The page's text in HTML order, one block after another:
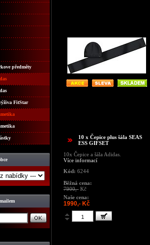
předměty
FitStar
10 x Čepice plus šála SEAS
ESS GIFSET
10x Čepice a šála Adidas.
Více informací
Kód: 6244
Běžná cena:
7900,- Kč
Naše cena:
1990,- Kč